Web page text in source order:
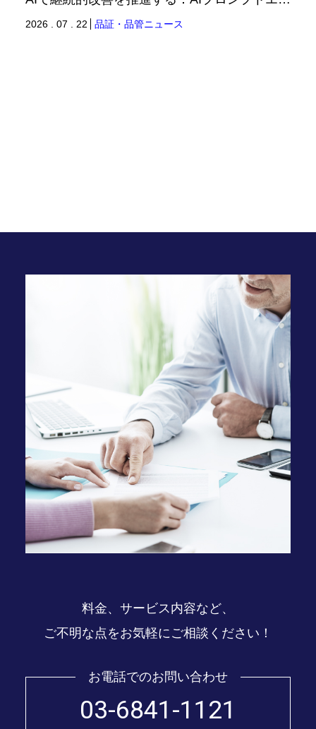
2026 . 07 . 22 品証・品管ニュース
料金、サービス内容など、
ご不明な点をお気軽にご相談ください！
お電話でのお問い合わせ
03-6841-1121